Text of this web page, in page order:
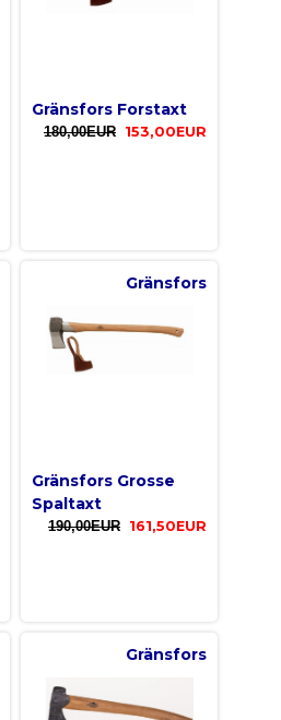
Gränsfors Forstaxt
180,00EUR 153,00EUR
Gränsfors
Gränsfors Grosse
Spaltaxt
190,00EUR 161,50EUR
Gränsfors